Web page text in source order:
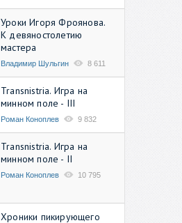
Уроки Игоря Фроянова.
К девяностолетию
мастера
Владимир Шульгин 8 611
Transnistria. Игра на
минном поле - III
Роман Коноплев 9 832
Transnistria. Игра на
минном поле - II
Роман Коноплев 10 795
Хроники пикирующего